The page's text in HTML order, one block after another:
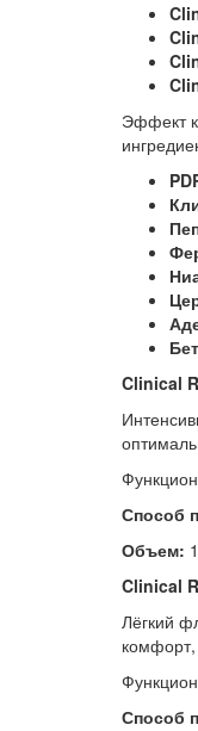
Эффект
Clinical
Способ
Объем:
Clinical
Лёгкий
комфорт,
Способ